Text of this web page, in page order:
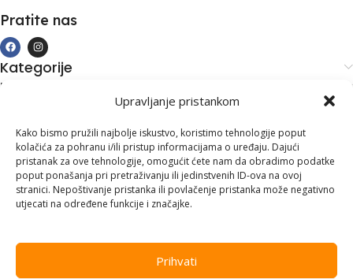
Upravljanje pristankom
Kako bismo pružili najbolje iskustvo, koristimo tehnologije poput
kolačića za pohranu i/ili pristup informacijama o uređaju. Dajući
pristanak za ove tehnologije, omogućit ćete nam da obradimo podatke
poput ponašanja pri pretraživanju ili jedinstvenih ID-ova na ovoj
stranici. Nepoštivanje pristanka ili povlačenje pristanka može negativno
utjecati na određene funkcije i značajke.
Prihvati
Pratite nas
Kategorije
Kupovina i podrška
Kontakt informacije
Branilaca Bosne, 75 300 Lukavac
+387 35 555 999
info@pconer.ba